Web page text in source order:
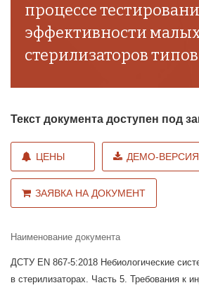
процессе
эффективности
стерилизаторов типов
Текст документа доступен под
ЦЕНЫ ДЕМО-ВЕРСИЯ
ЗАЯВКА НА ДОКУМЕНТ
Наименование документа
ДСТУ EN 867-5:2018 Небиологические
в стерилизаторах. Часть 5. Требования к